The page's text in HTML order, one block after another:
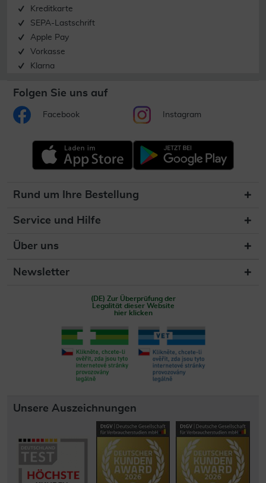
Kreditkarte
SEPA-Lastschrift
Apple Pay
Vorkasse
Klarna
Folgen Sie uns auf
Facebook Instagram
Rund um Ihre Bestellung
Service und Hilfe
Über uns
Newsletter
(DE) Zur Überprüfung der
Legalität dieser Website
hier klicken
Unsere Auszeichnungen